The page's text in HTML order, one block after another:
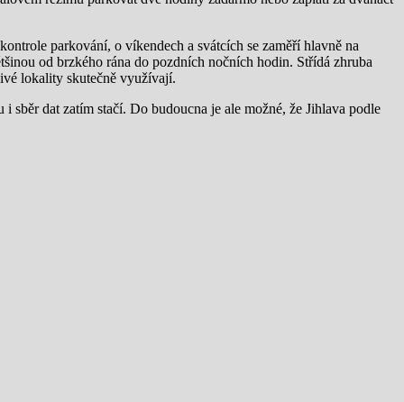
parkování, o víkendech a svátcích se zaměří hlavně na
od brzkého rána do pozdních nočních hodin. Střídá zhruba
lokality skutečně využívají.
dat zatím stačí. Do budoucna je ale možné, že Jihlava podle